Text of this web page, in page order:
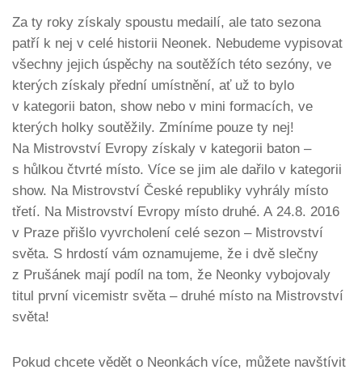
Za ty roky získaly spoustu medailí, ale tato sezona
patří k nej v celé historii Neonek. Nebudeme vypisovat
všechny jejich úspěchy na soutěžích této sezóny, ve
kterých získaly přední umístnění, ať už to bylo
v kategorii baton, show nebo v mini formacích, ve
kterých holky soutěžily. Zmíníme pouze ty nej!
Na Mistrovství Evropy získaly v kategorii baton –
s hůlkou čtvrté místo. Více se jim ale dařilo v kategorii
show. Na Mistrovství České republiky vyhrály místo
třetí. Na Mistrovství Evropy místo druhé. A 24.8. 2016
v Praze přišlo vyvrcholení celé sezon – Mistrovství
světa. S hrdostí vám oznamujeme, že i dvě slečny
z Prušánek mají podíl na tom, že Neonky vybojovaly
titul první vicemistr světa – druhé místo na Mistrovství
světa!
Pokud chcete vědět o Neonkách více, můžete navštívit